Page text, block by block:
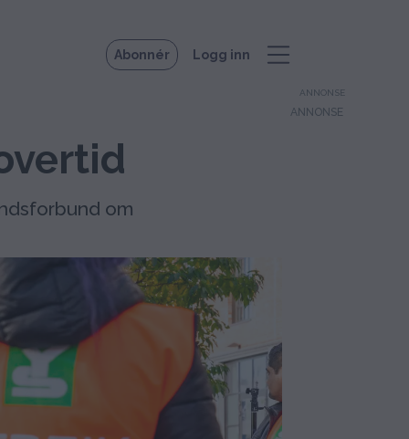
Abonnér Logg inn
om
ANNONSE